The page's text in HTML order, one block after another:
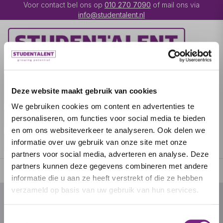
Deze website maakt gebruik van cookies
We gebruiken cookies om content en advertenties te
personaliseren, om functies voor social media te bieden
en om ons websiteverkeer te analyseren. Ook delen we
informatie over uw gebruik van onze site met onze
partners voor social media, adverteren en analyse. Deze
partners kunnen deze gegevens combineren met andere
informatie die u aan ze heeft verstrekt of die ze hebben
verzameld op basis van uw gebruik van hun services.
Voor contact bel ons op 010 270 7090 of mail ons via
info@studentalent.nl
UITZENDKRACHT
IK BEN WERKGEVER OVER STUDENTALENT
SPECIALISATIES